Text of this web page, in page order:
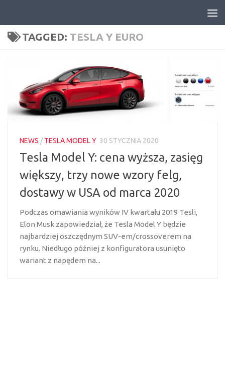
TAGGED: TESLA Y EURO
NEWS /TESLA MODEL Y 30 STYCZNIA 2020
Tesla Model Y: cena wyższa, zasięg
większy, trzy nowe wzory felg,
dostawy w USA od marca 2020
Podczas omawiania wyników IV kwartału 2019 Tesli,
Elon Musk zapowiedział, że Tesla Model Y będzie
najbardziej oszczędnym SUV-em/crossoverem na
rynku. Niedługo później z konfiguratora usunięto
wariant z napędem na...